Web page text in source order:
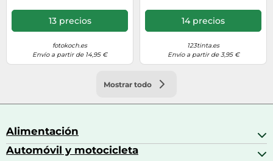
13 precios
fotokoch.es
Envío a partir de 14,95 €
14 precios
123tinta.es
Envío a partir de 3,95 €
Mostrar todo
Alimentación
Bebidas
Automóvil y motocicleta